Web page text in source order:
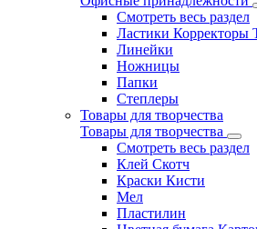
Смотреть весь раздел
Ластики Корректоры
Линейки
Ножницы
Папки
Степлеры
Товары для творчества
Товары для творчества
Смотреть весь раздел
Клей Скотч
Краски Кисти
Мел
Пластилин